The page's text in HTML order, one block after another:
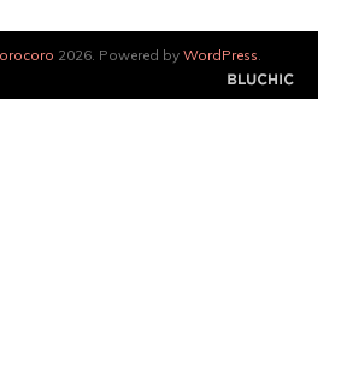
2026. Powered by WordPress.